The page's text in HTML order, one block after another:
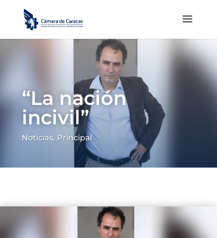
“La nación
incivil”
Noticias, Principal